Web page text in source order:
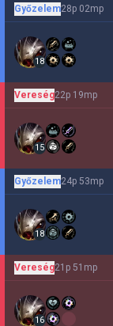
Győzelem28p 02mp
18
Vereség22p 19mp
15
Győzelem24p 53mp
18
Vereség21p 51mp
16